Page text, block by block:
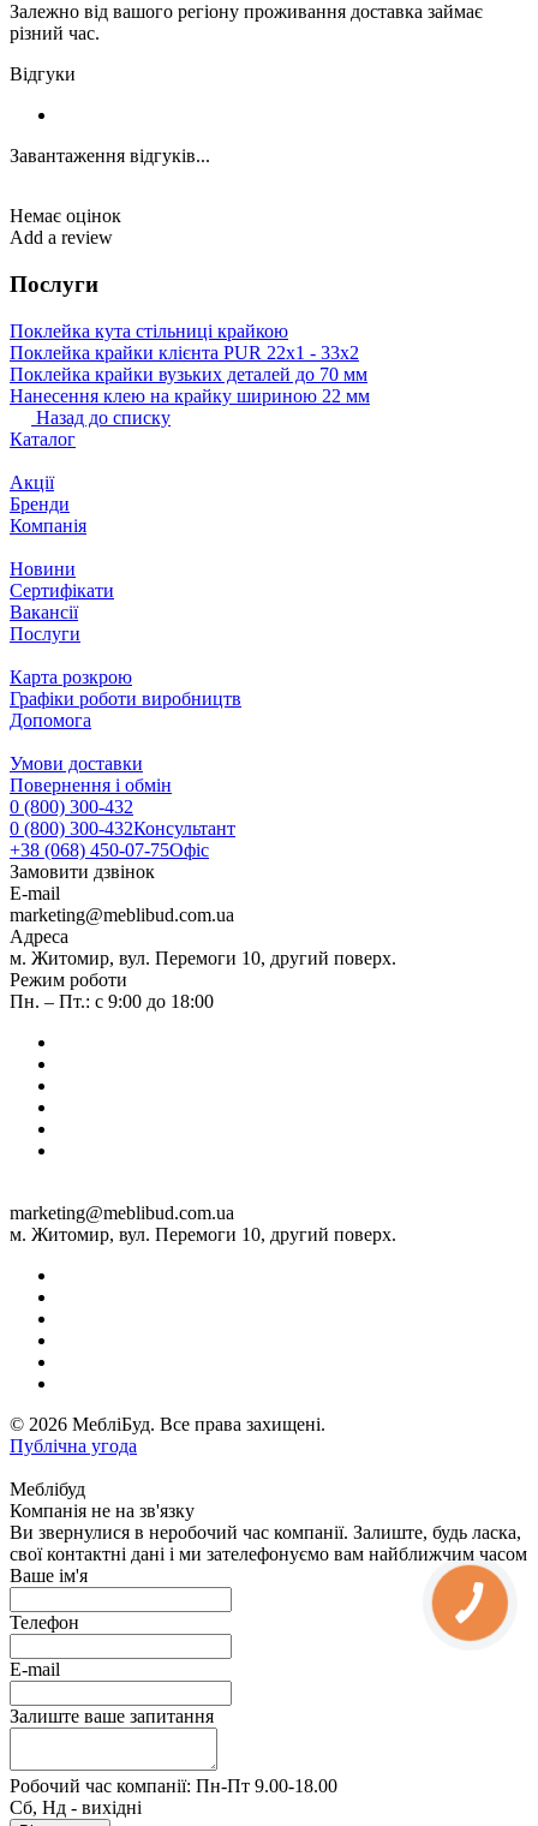
Залежно від вашого регіону проживання доставка займає
різний час.
Відгуки
Завантаження відгуків...
Немає оцінок
Add a review
Послуги
Поклейка кута стільниці крайкою
Поклейка крайки клієнта PUR 22х1 - 33х2
Поклейка крайки вузьких деталей до 70 мм
Нанесення клею на крайку шириною 22 мм
Назад до списку
Каталог
Акції
Бренди
Компанія
Новини
Сертифікати
Вакансії
Послуги
Карта розкрою
Графіки роботи виробництв
Допомога
Умови доставки
Повернення і обмін
0 (800) 300-432
0 (800) 300-432Консультант
+38 (068) 450-07-75Офіс
Замовити дзвінок
E-mail
marketing@meblibud.com.ua
Адреса
м. Житомир, вул. Перемоги 10, другий поверх.
Режим роботи
Пн. – Пт.: с 9:00 до 18:00
marketing@meblibud.com.ua
м. Житомир, вул. Перемоги 10, другий поверх.
© 2026 МебліБуд. Все права захищені.
Публічна угода
Меблібуд
Компанія не на зв'язку
Ви звернулися в неробочий час компанії. Залиште, будь ласка,
свої контактні дані і ми зателефонуємо вам найближчим часом
Ваше ім'я
Телефон
E-mail
Залиште ваше запитання
Робочий час компанії: Пн-Пт 9.00-18.00
Сб, Нд - вихідні